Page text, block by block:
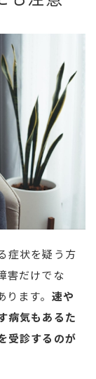
症状を疑う方
害だけでな
ます。 速や
病気もあるた
受診するのが